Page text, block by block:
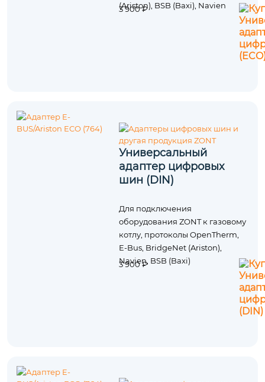
(Ariston), BSB (Baxi), Navien
3 900 ₽
Универсальный
адаптер цифровых
шин (DIN)
Для подключения
оборудования ZONT к газовому
котлу, протоколы OpenTherm,
E-Bus, BridgeNet (Ariston),
Navien, BSB (Baxi)
3 900 ₽